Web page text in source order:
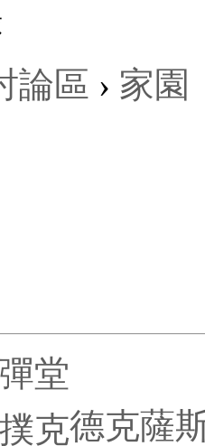
論區 › 家園
堂
德克薩